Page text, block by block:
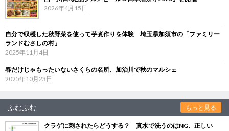
2026年4月15日
自分で収穫した秋野菜を使って芋煮作りを体験 埼玉県加須市の「ファミリー
ランドむさしの村」
2025年11月4日
春だけじゃもったいないさくらの名所、加治川で秋のマルシェ
2025年10月23日
ふむふむ もっと見る
クラゲに刺されたらどうする？ 真水で洗うのはNG、正しい